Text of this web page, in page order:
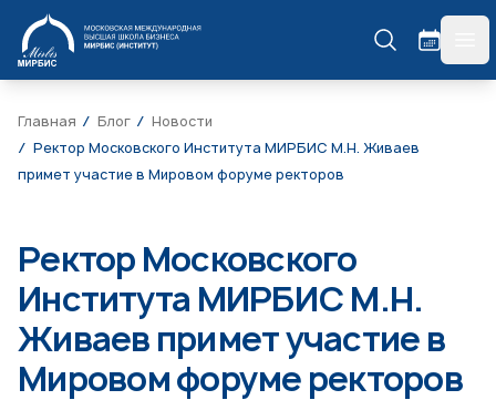
МИРБИС
Главная Блог
Новости
Ректор Московского Института МИРБИС М.Н. Живаев
примет участие в Мировом форуме ректоров
Ректор Московского
Института МИРБИС М.Н.
Живаев примет участие в
Мировом форуме ректоров